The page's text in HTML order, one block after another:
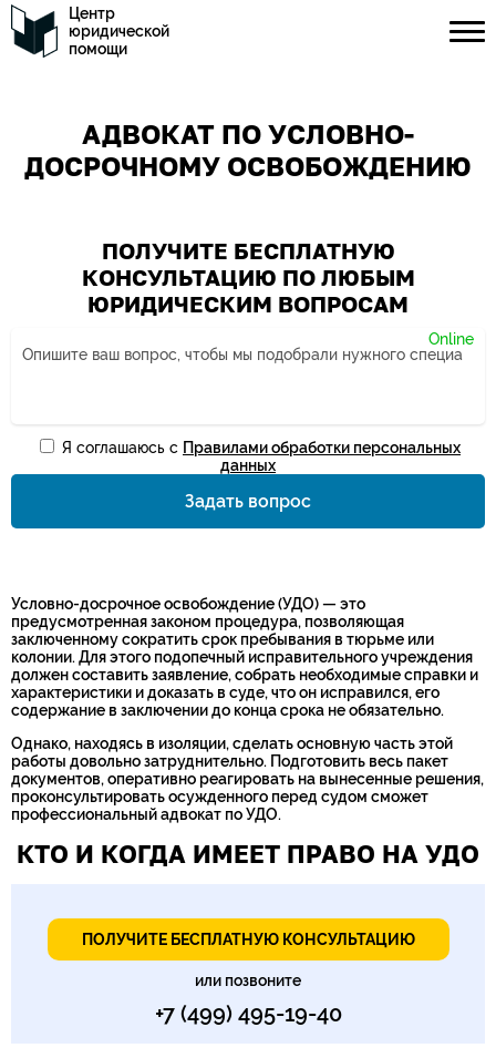
Центр
юридической
помощи
АДВОКАТ ПО УСЛОВНО-
ДОСРОЧНОМУ ОСВОБОЖДЕНИЮ
ПОЛУЧИТЕ БЕСПЛАТНУЮ
КОНСУЛЬТАЦИЮ ПО ЛЮБЫМ
ЮРИДИЧЕСКИМ ВОПРОСАМ
Номер телефона*
Я соглашаюсь с Правилами обработки персональных
данных
Задать вопрос
Условно-досрочное освобождение (УДО) — это
предусмотренная законом процедура, позволяющая
заключенному сократить срок пребывания в тюрьме или
колонии. Для этого подопечный исправительного учреждения
должен составить заявление, собрать необходимые справки и
характеристики и доказать в суде, что он исправился, его
содержание в заключении до конца срока не обязательно.
Однако, находясь в изоляции, сделать основную часть этой
работы довольно затруднительно. Подготовить весь пакет
документов, оперативно реагировать на вынесенные решения,
проконсультировать осужденного перед судом сможет
профессиональный адвокат по УДО.
КТО И КОГДА ИМЕЕТ ПРАВО НА УДО
ПОЛУЧИТЕ БЕСПЛАТНУЮ КОНСУЛЬТАЦИЮ
или позвоните
+7 (499) 495-19-40